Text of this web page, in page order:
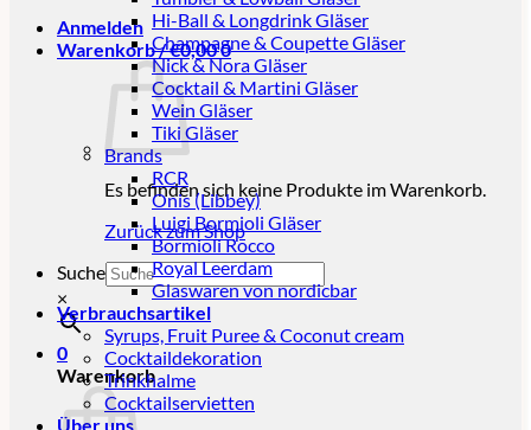
Anmelden
Warenkorb /€0,000
Es befinden sich keine Produkte im Warenkorb.
Zurück zum Shop
Suche
×
0
Warenkorb
Hi-Ball & Longdrink Gläser
Champagne & Coupette Gläser
Nick & Nora Gläser
Cocktail & Martini Gläser
Wein Gläser
Tiki Gläser
Brands
RCR
Onis (Libbey)
Luigi Bormioli Gläser
Bormioli Rocco
Royal Leerdam
Glaswaren von nordicbar
Verbrauchsartikel
Syrups, Fruit Puree & Coconut cream
Cocktaildekoration
Trinkhalme
Cocktailservietten
Über uns